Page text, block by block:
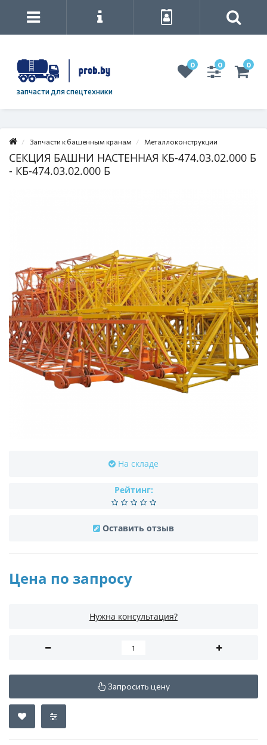
запчасти для спецтехники
0 0 0
Запчасти к башенным кранам Металлоконструкции
СЕКЦИЯ БАШНИ НАСТЕННАЯ КБ-474.03.02.000 Б
- КБ-474.03.02.000 Б
На складе
Рейтинг:
Оставить отзыв
Цена по запросу
Нужна консультация?
Запросить цену